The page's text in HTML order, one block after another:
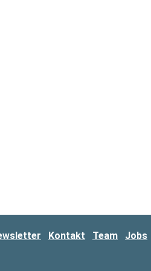
Kontakt Team Jobs